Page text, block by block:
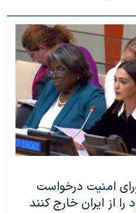
امنیت درخواست
از ایران خارج کنند